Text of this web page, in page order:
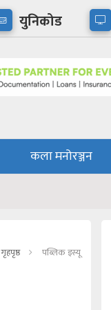
युनिकोड
कला मनोरञ्जन
गृहपृष्ठ पब्लिक इस्यू